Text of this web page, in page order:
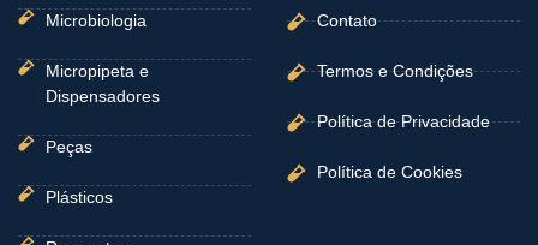
Microbiologia
Micropipeta e
Dispensadores
Peças
Plásticos
Contato
Termos e Condições
Política de Privacidade
Política de Cookies